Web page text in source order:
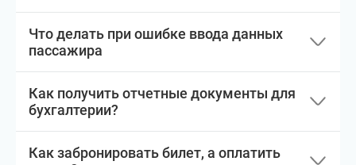
Что делать при ошибке ввода данных
пассажира
Как получить отчетные документы для
бухгалтерии?
Как забронировать билет, а оплатить